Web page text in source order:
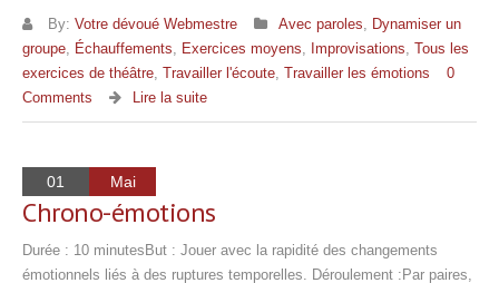
By: Votre dévoué Webmestre Avec paroles, Dynamiser un
groupe, Échauffements, Exercices moyens, Improvisations, Tous les
exercices de théâtre, Travailler l'écoute, Travailler les émotions
0
Comments
Lire la suite
01 Mai
Chrono-émotions
Durée : 10 minutesBut : Jouer avec la rapidité des changements
émotionnels liés à des ruptures temporelles. Déroulement :Par paires,